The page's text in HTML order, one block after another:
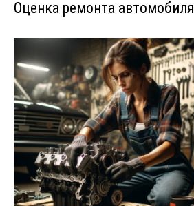
Оценка ремонта автомобиля